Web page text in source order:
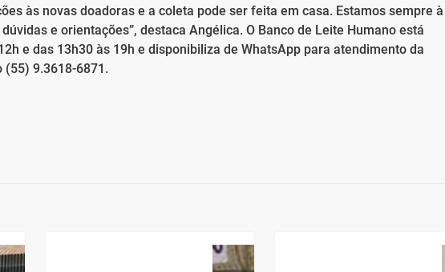
às novas doadoras e a coleta pode ser feita em casa. Estamos sempre à
e orientações”, destaca Angélica. O Banco de Leite Humano está
e das 13h30 às 19h e disponibiliza de WhatsApp para atendimento da
(55) 9.3618-6871.